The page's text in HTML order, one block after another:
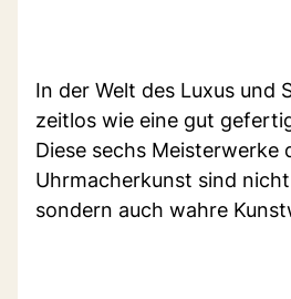
In der Welt des Luxus und
zeitlos wie eine gut
Diese sechs Meisterwerke
Uhrmacherkunst sind
sondern auch wahre